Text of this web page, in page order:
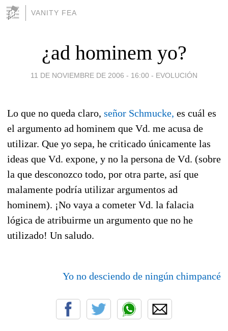
VANITY FEA
¿ad hominem yo?
11 DE NOVIEMBRE DE 2006 - 16:00 - EVOLUCIÓN
Lo que no queda claro, señor Schmucke, es cuál es
el argumento ad hominem que Vd. me acusa de
utilizar. Que yo sepa, he criticado únicamente las
ideas que Vd. expone, y no la persona de Vd. (sobre
la que desconozco todo, por otra parte, así que
malamente podría utilizar argumentos ad
hominem). ¡No vaya a cometer Vd. la falacia
lógica de atribuirme un argumento que no he
utilizado! Un saludo.
Yo no desciendo de ningún chimpancé